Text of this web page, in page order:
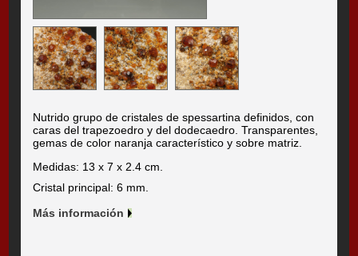
Nutrido grupo de cristales de spessartina definidos, con
caras del trapezoedro y del dodecaedro. Transparentes,
gemas de color naranja característico y sobre matriz.
Medidas: 13 x 7 x 2.4 cm.
Cristal principal: 6 mm.
Más información